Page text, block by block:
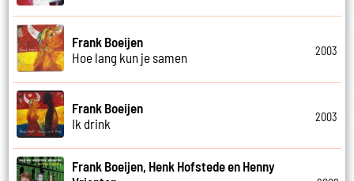
Frank Boeijen
Hoe lang kun je samen
2003
Frank Boeijen
Ik drink
2003
Frank Boeijen, Henk Hofstede en Henny